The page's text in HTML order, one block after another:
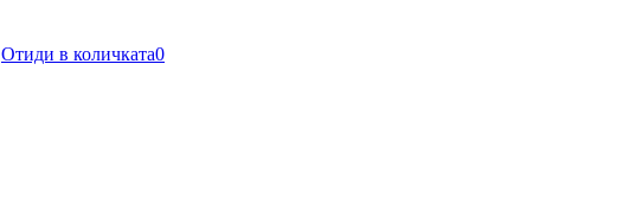
Отиди в количката0